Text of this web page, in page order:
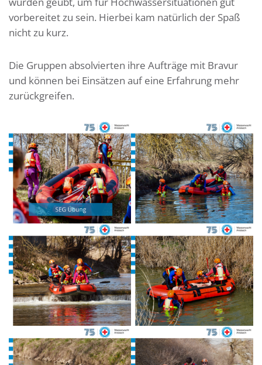
vorbereitet zu sein. Hierbei kam natürlich der Spaß
nicht zu kurz.
Die Gruppen absolvierten ihre Aufträge mit Bravur
und können bei Einsätzen auf eine Erfahrung mehr
zurückgreifen.